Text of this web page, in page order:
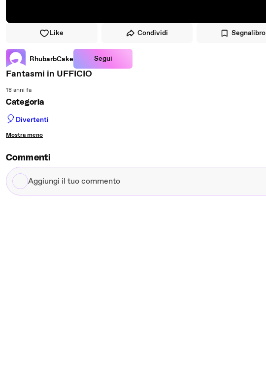
Like Condividi Segnalibro
RhubarbCake Segui
Fantasmi in UFFICIO
18 anni fa
Categoria
🎈 Divertenti
Mostra meno
Commenti
Aggiungi
il